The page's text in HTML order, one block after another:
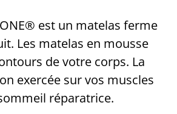
® est un matelas ferme
Les matelas en mousse
de votre corps. La
exercée sur vos muscles
réparatrice.